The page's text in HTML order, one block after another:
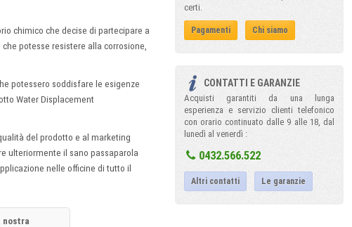
chimico che decise di partecipare a
potesse resistere alla corrosione,
potessero soddisfare le esigenze
Water Displacement
del prodotto e al marketing
ulteriormente il sano passaparola
nelle officine di tutto il
nostra
certi.
Pagamenti Chi siamo
CONTATTI E GARANZIE
Acquisti garantiti da una lunga
esperienza e servizio clienti telefonico
con orario continuato dalle 9 alle 18, dal
lunedì al venerdì :
0432.566.522
Altri contatti Le garanzie